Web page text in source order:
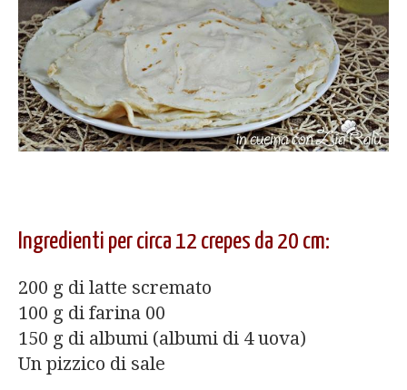
Ingredienti per circa 12 crepes da 20 cm:
200 g di latte scremato
100 g di farina 00
150 g di albumi (albumi di 4 uova)
Un pizzico di sale